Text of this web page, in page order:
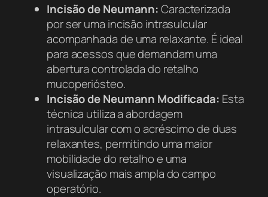
Incisão de Neumann:Caracterizada
por ser uma incisão intrasulcular
acompanhada de uma relaxante. É ideal
para acessos que demandam uma
abertura controlada do retalho
mucoperiósteo.
Incisão de Neumann Modificada: Esta
técnica utiliza a abordagem
intrasulcular com o acréscimo de duas
relaxantes, permitindo uma maior
mobilidade do retalho e uma
visualização mais ampla do campo
operatório.